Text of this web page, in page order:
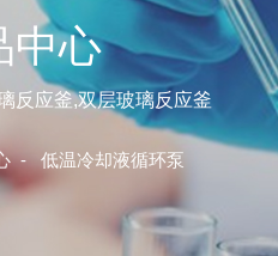
中心
反应釜,双层玻璃反应釜
- 低温冷却液循环泵